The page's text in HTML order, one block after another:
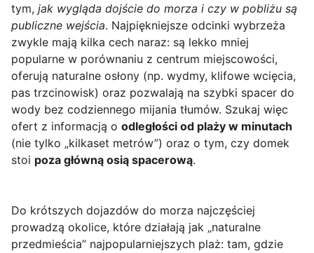
tym, jak wygląda dojście do morza i czy w pobliżu są
publiczne wejścia. Najpiękniejsze odcinki wybrzeża
zwykle mają kilka cech naraz: są lekko mniej
popularne w porównaniu z centrum miejscowości,
oferują naturalne osłony (np. wydmy, klifowe wcięcia,
pas trzcinowisk) oraz pozwalają na szybki spacer do
wody bez codziennego mijania tłumów. Szukaj więc
ofert z informacją o odległości od plaży w minutach
(nie tylko „kilkaset metrów”) oraz o tym, czy domek
stoi poza główną osią spacerową.
Do krótszych dojazdów do morza najczęściej
prowadzą okolice, które działają jak „naturalne
przedmieścia” najpopularniejszych plaż: tam, gdzie